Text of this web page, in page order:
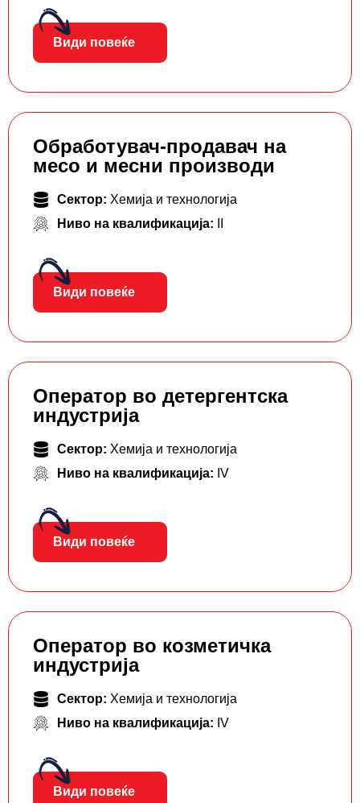
Види повеќе
Обработувач-продавач на
месо и месни производи
Сектор: Хемија и технологија
Ниво на квалификација:
Види повеќе
Оператор во детергентска
индустрија
Сектор: Хемија и технологија
Ниво на квалификација: IV
Види повеќе
Оператор во козметичка
индустрија
Сектор: Хемија и технологија
Ниво на квалификација: IV
Види повеќе